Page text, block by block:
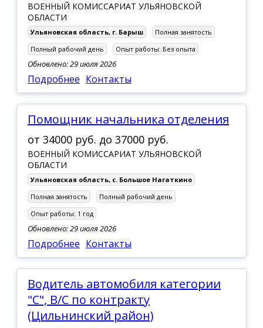
ВОЕННЫЙ КОМИССАРИАТ УЛЬЯНОВСКОЙ
ОБЛАСТИ
Ульяновская область, г. Барыш
Полная занятость
Полный рабочий день
Опыт работы: Без опыта
Обновлено: 29 июля 2026
Подробнее Контакты
Помощник начальника отделения
от 34000 руб. до 37000 руб.
ВОЕННЫЙ КОМИССАРИАТ УЛЬЯНОВСКОЙ
ОБЛАСТИ
Ульяновская область, с. Большое Нагаткино
Полная занятость
Полный рабочий день
Опыт работы: 1 год
Обновлено: 29 июля 2026
Подробнее Контакты
Водитель автомобиля категории
"С", В/С по контракту
(Цильнинский район)